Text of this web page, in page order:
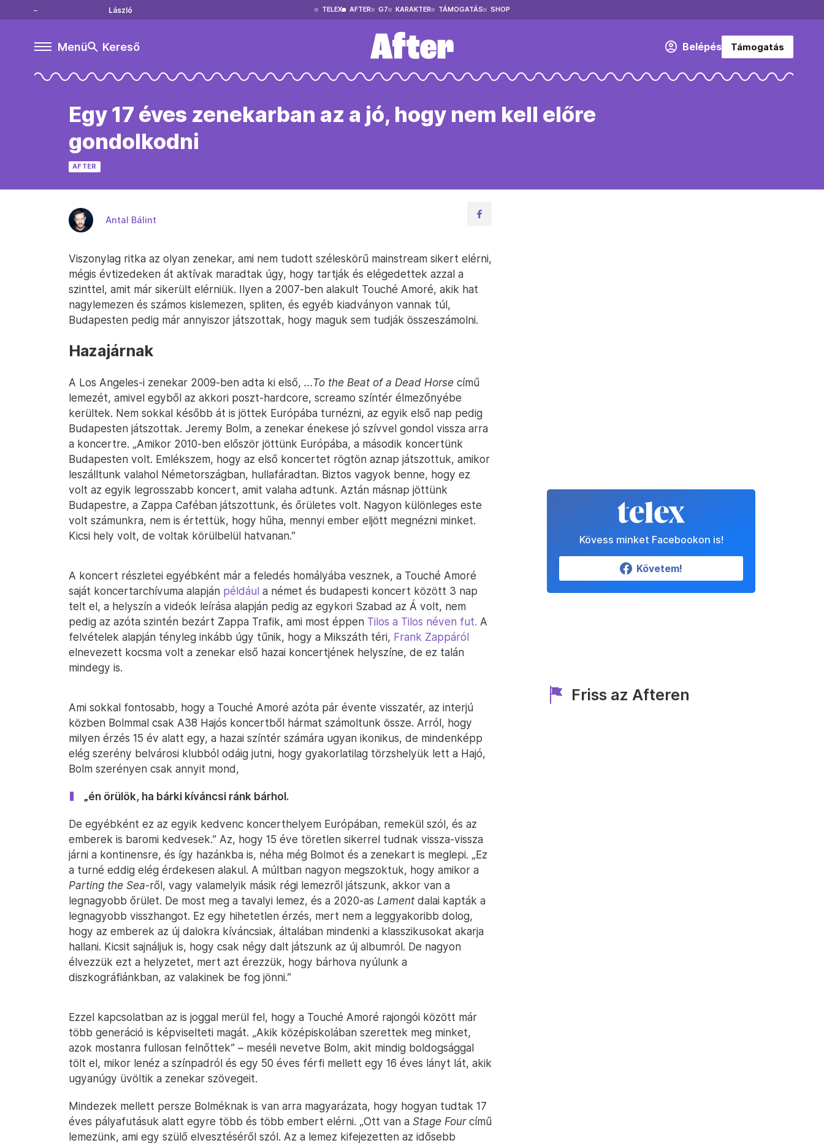
László TELEX AFTER G7 KARAKTER TÁMOGATÁS SHOP
Menü Kereső Belépés Támogatás
Egy 17 éves zenekarban az a jó, hogy nem kell előre
gondolkodni
AFTER
Antal Bálint
Viszonylag ritka az olyan zenekar, ami nem tudott széleskörű mainstream sikert elérni,
mégis évtizedeken át aktívak maradtak úgy, hogy tartják és elégedettek azzal a
szinttel, amit már sikerült elérniük. Ilyen a 2007-ben alakult Touché Amoré, akik hat
nagylemezen és számos kislemezen, spliten, és egyéb kiadványon vannak túl,
Budapesten pedig már annyiszor játszottak, hogy maguk sem tudják összeszámolni.
Hazajárnak
A Los Angeles-i zenekar 2009-ben adta ki első, ...To the Beat of a Dead Horse című
lemezét, amivel egyből az akkori poszt-hardcore, screamo színtér élmezőnyébe
kerültek. Nem sokkal később át is jöttek Európába turnézni, az egyik első nap pedig
Budapesten játszottak. Jeremy Bolm, a zenekar énekese jó szívvel gondol vissza arra
a koncertre. „Amikor 2010-ben először jöttünk Európába, a második koncertünk
Budapesten volt. Emlékszem, hogy az első koncertet rögtön aznap játszottuk, amikor
leszálltunk valahol Németországban, hullafáradtan. Biztos vagyok benne, hogy ez
volt az egyik legrosszabb koncert, amit valaha adtunk. Aztán másnap jöttünk
Budapestre, a Zappa Caféban játszottunk, és őrületes volt. Nagyon különleges este
volt számunkra, nem is értettük, hogy hűha, mennyi ember eljött megnézni minket.
Kicsi hely volt, de voltak körülbelül hatvanan.”
A koncert részletei egyébként már a feledés homályába vesznek, a Touché Amoré
saját koncertarchívuma alapján például a német és budapesti koncert között 3 nap
telt el, a helyszín a videók leírása alapján pedig az egykori Szabad az Á volt, nem
pedig az azóta szintén bezárt Zappa Trafik, ami most éppen Tilos a Tilos néven fut. A
felvételek alapján tényleg inkább úgy tűnik, hogy a Mikszáth téri, Frank Zappáról
elnevezett kocsma volt a zenekar első hazai koncertjének helyszíne, de ez talán
mindegy is.
Ami sokkal fontosabb, hogy a Touché Amoré azóta pár évente visszatér, az interjú
közben Bolmmal csak A38 Hajós koncertből hármat számoltunk össze. Arról, hogy
milyen érzés 15 év alatt egy, a hazai színtér számára ugyan ikonikus, de mindenképp
elég szerény belvárosi klubból odáig jutni, hogy gyakorlatilag törzshelyük lett a Hajó,
Bolm szerényen csak annyit mond,
„én örülök, ha bárki kíváncsi ránk bárhol.
De egyébként ez az egyik kedvenc koncerthelyem Európában, remekül szól, és az
emberek is baromi kedvesek.” Az, hogy 15 éve töretlen sikerrel tudnak vissza-vissza
járni a kontinensre, és így hazánkba is, néha még Bolmot és a zenekart is meglepi. „Ez
a turné eddig elég érdekesen alakul. A múltban nagyon megszoktuk, hogy amikor a
Parting the Sea-ről, vagy valamelyik másik régi lemezről játszunk, akkor van a
legnagyobb őrület. De most meg a tavalyi lemez, és a 2020-as Lament dalai kapták a
legnagyobb visszhangot. Ez egy hihetetlen érzés, mert nem a leggyakoribb dolog,
hogy az emberek az új dalokra kíváncsiak, általában mindenki a klasszikusokat akarja
hallani. Kicsit sajnáljuk is, hogy csak négy dalt játszunk az új albumról. De nagyon
élvezzük ezt a helyzetet, mert azt érezzük, hogy bárhova nyúlunk a
diszkográfiánkban, az valakinek be fog jönni.”
Ezzel kapcsolatban az is joggal merül fel, hogy a Touché Amoré rajongói között már
több generáció is képviselteti magát. „Akik középiskolában szerettek meg minket,
azok mostanra fullosan felnőttek” – meséli nevetve Bolm, akit mindig boldogsággal
tölt el, mikor lenéz a színpadról és egy 50 éves férfi mellett egy 16 éves lányt lát, akik
ugyanúgy üvöltik a zenekar szövegeit.
Mindezek mellett persze Bolméknak is van arra magyarázata, hogy hogyan tudtak 17
éves pályafutásuk alatt egyre több és több embert elérni. „Ott van a Stage Fourcímű
lemezünk, ami egy szülő elvesztéséről szól. Az a lemez kifejezetten az idősebb
Kövess minket Facebookon is!
Követem!
Friss az Afteren